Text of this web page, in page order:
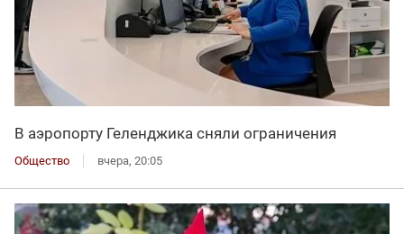
В аэропорту Геленджика сняли ограничения
Общество вчера, 20:05